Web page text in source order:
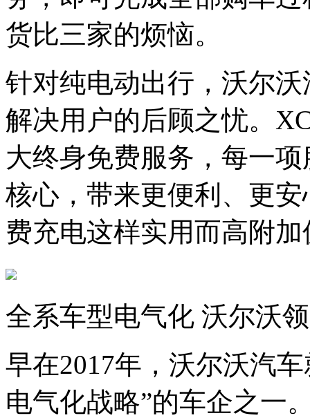
货比三家的烦恼。
针对纯电动出行，沃尔
解决用户的后顾之忧。
大终身免费服务，每一
核心，带来更便利、更
费充电这样实用而高附
全系车型电气化 沃尔沃
早在2017年，沃尔沃汽
电气化战略”的车企之一